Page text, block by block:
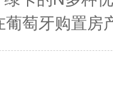
葡萄牙购置房